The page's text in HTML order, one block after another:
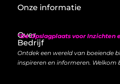
Over
Bedrijf
“De Opslagplaats voor Inzichten
Ontdek een wereld van boeiende
inspireren en informeren. Welkom
Onze informatie